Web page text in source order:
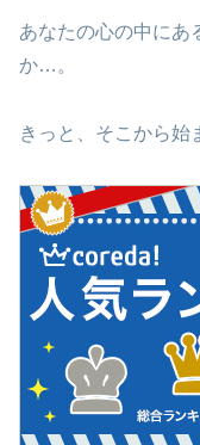
あなたの心の中にあ
か…。
きっと、そこから始